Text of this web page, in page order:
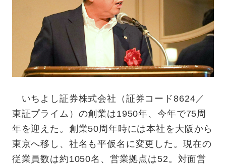
いちよし証券株式会社（証券コード8624／
東証プライム）の創業は1950年、今年で75周
年を迎えた。創業50周年時には本社を大阪から
東京へ移し、社名も平仮名に変更した。現在の
従業員数は約1050名、営業拠点は52。対面営